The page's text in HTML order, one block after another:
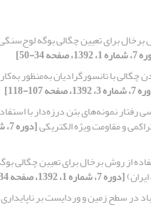
برخال‌‌ برای تعیین چگالی بوگه
صفحه 34-50]
چگالی با تانسورگرادیان به‌منظور
صفحه 107-118]
رفتار نمونه‌های بتن درزه‌دار با
و مقاومت ویژه الکتریکی
از روش برخال‌‌ برای تعیین چگالی
[دوره 7، شماره 1، 1392، صفحه 34-50]
در سطح زمین و وردایست بر